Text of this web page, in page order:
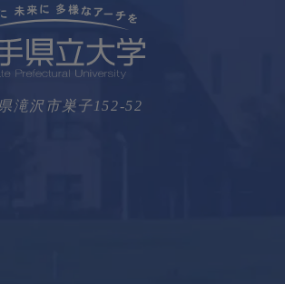
滝沢市巣子152-52